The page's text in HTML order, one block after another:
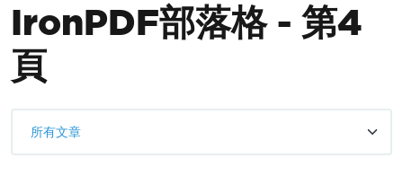
IronPDF部落格 - 第4
頁
所有文章